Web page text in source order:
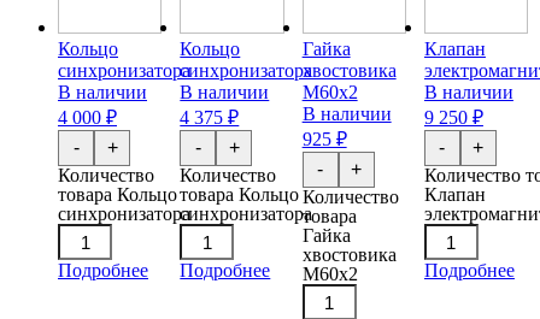
Кольцо
синхронизатора
В наличии
4 000 ₽
-
Количество
товара Кольцо
синхронизатора
+
Подробнее
Кольцо
синхронизатора
В наличии
4 375 ₽
-
Количество
товара Кольцо
синхронизатора
+
Подробнее
Гайка
хвостовика
М60х2
В наличии
925 ₽
-
Количество
товара
Гайка
хвостовика
М60х2
+
Клапан
В наличии
9 250 ₽
-
Количество
Клапан
+
Подробнее